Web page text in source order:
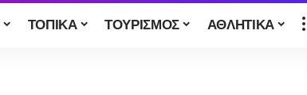
ΤΟΠΙΚΑ ΤΟΥΡΙΣΜΟΣ ΑΘΛΗΤΙΚΑ